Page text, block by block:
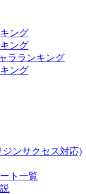
ング
ング
ラランキング
ング
ンサクセス対応)
ト一覧